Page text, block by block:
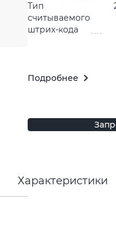
Тип
считываемого
штрих-кода
Подробнее
Характеристики